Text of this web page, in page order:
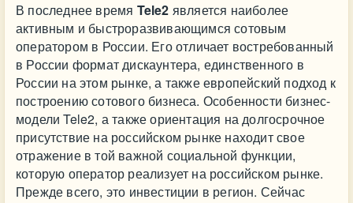
В последнее время Tele2 является наиболее
активным и быстроразвивающимся сотовым
оператором в России. Его отличает востребованный
в России формат дискаунтера, единственного в
России на этом рынке, а также европейский подход к
построению сотового бизнеса. Особенности бизнес-
модели Tele2, а также ориентация на долгосрочное
присутствие на российском рынке находит свое
отражение в той важной социальной функции,
которую оператор реализует на российском рынке.
Прежде всего, это инвестиции в регион. Сейчас